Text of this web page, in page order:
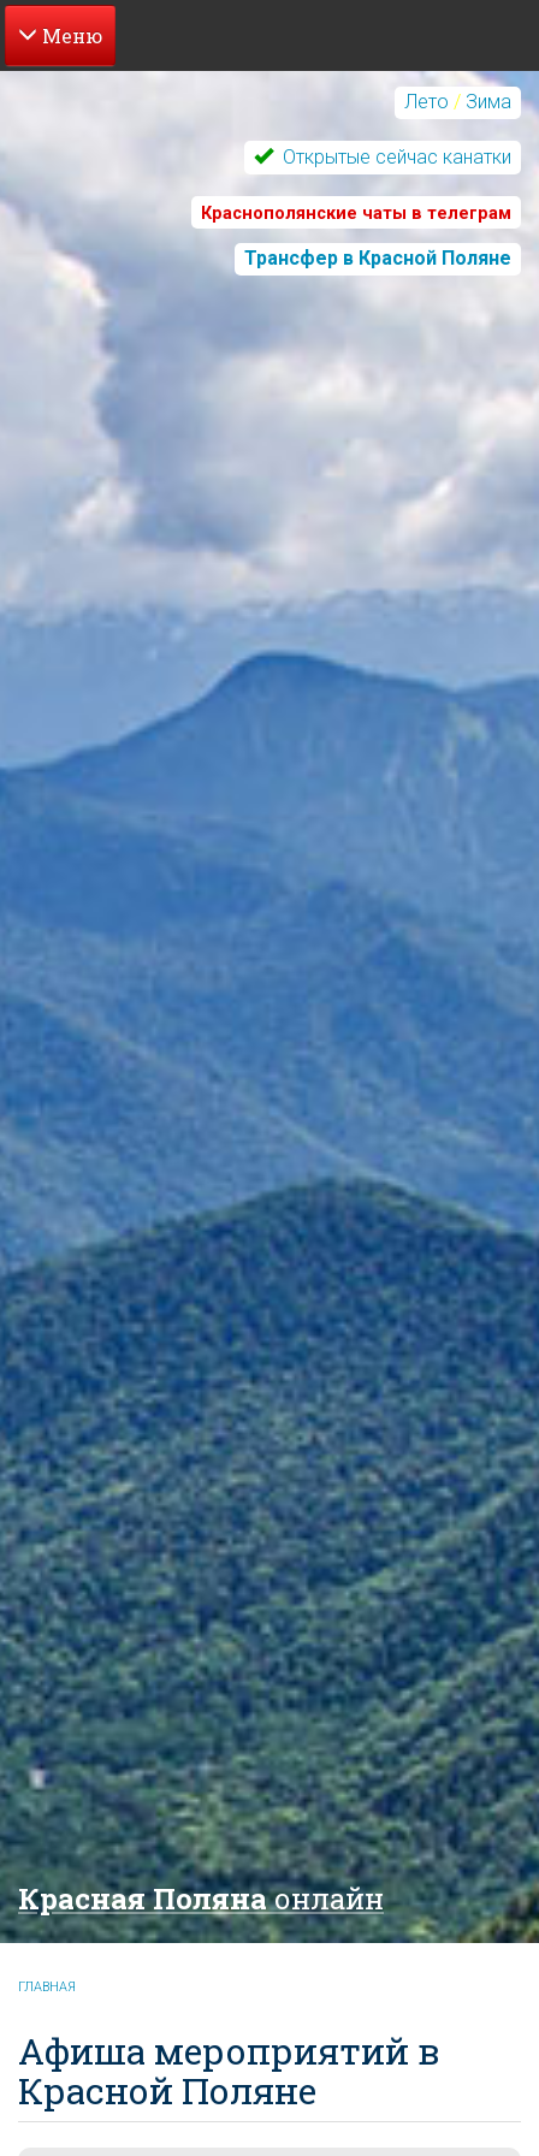
Перейти
содержанию
Лето / Зима
Открытые сейчас канатки
Краснополянские чаты в телеграм
Трансфер в Красной Поляне
Красная Полянаонлайн
ГЛАВНАЯ
Афиша мероприятий в
Красной Поляне